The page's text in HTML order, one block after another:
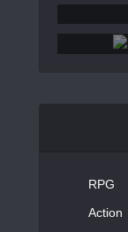
RPG
Action